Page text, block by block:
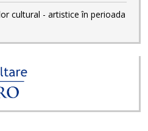
cultural - artistice în perioada